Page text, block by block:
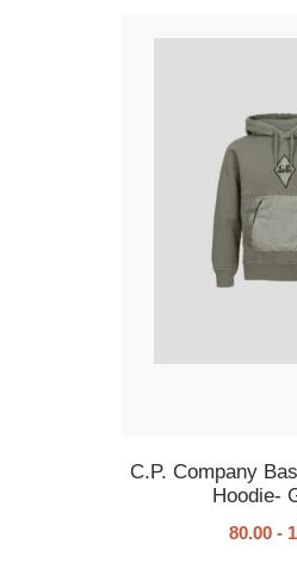
C.P. Company
Hoodie-
80.00 -